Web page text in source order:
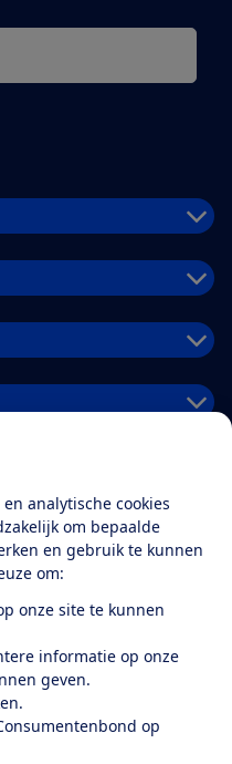
analytische cookies
om bepaalde
en gebruik te kunnen
om:
onze site te kunnen
informatie op onze
geven.
op
Privacyverklaring